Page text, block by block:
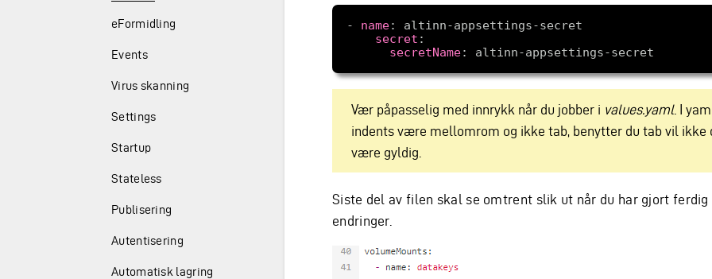
eFormidling
Events
Virus skanning
Settings
Startup
Stateless
Publisering
Autentisering
Automatisk lagring
- name:
secret :
secretName:
Vær påpasselig med innrykk når du jobber i values.yaml. I
indents være mellomrom og ikke tab, benytter du tab vil ikke
være gyldig.
Siste del av filen skal se omtrent slik ut når du har gjort ferdig
endringer.